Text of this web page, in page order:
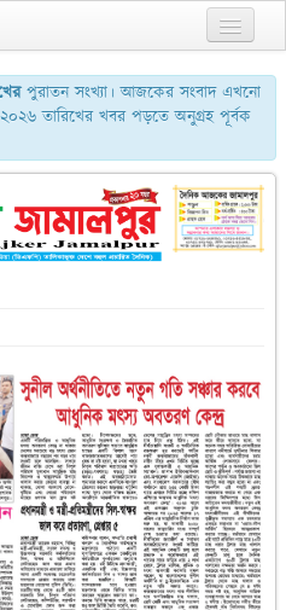
পুরাতন সংখ্যা। আজকের সংবাদ এখনো
তারিখের খবর পড়তে অনুগ্রহ পূর্বক